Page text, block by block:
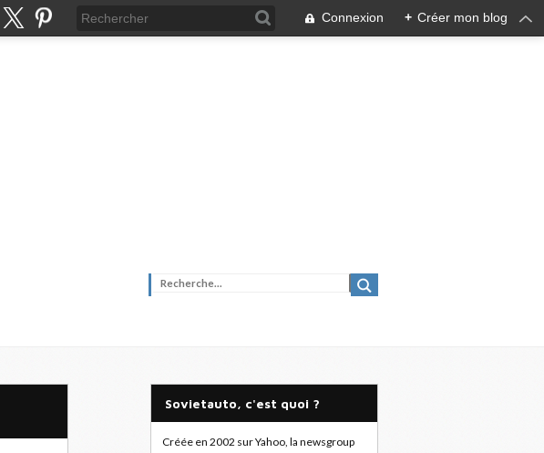
Connexion + Créer mon blog
Sovietauto, c'est quoi ?
Créée en 2002 sur Yahoo, la newsgroup